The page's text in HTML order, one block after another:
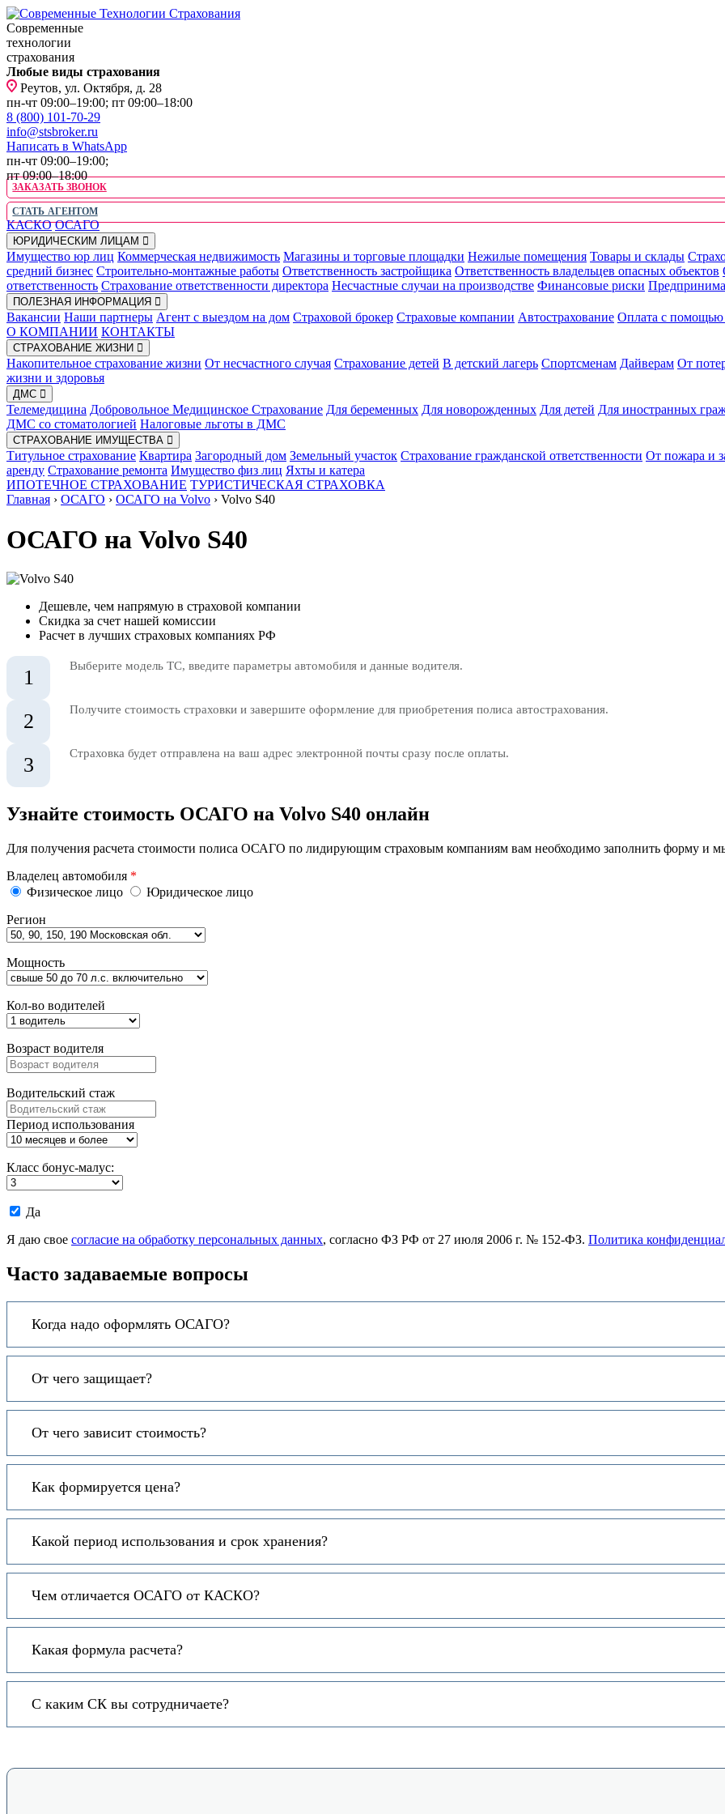
Современные
технологии
страхования
Любые виды страхования
Реутов, ул. Октября, д. 28
пн-чт 09:00–19:00; пт 09:00–18:00
8 (800) 101-70-29
info@stsbroker.ru
Написать в WhatsApp
пн-чт 09:00–19:00;
пт 09:00–18:00
ЗАКАЗАТЬ ЗВОНОК
СТАТЬ АГЕНТОМ
КАСКО ОСАГО
ЮРИДИЧЕСКИМ ЛИЦАМ
Имущество юр лиц Коммерческая недвижимость Магазины и торговые площадки Нежилые помещения Товары и склады
средний бизнес Строительно-монтажные работы Ответственность застройщика Ответственность владельцев опасных объектов
ответственность Страхование ответственности директора Несчастные случаи на производстве Финансовые риски
ПОЛЕЗНАЯ ИНФОРМАЦИЯ
Вакансии Наши партнеры Агент с выездом на дом Страховой брокер Страховые компании Автострахование Оплата с
О КОМПАНИИ КОНТАКТЫ
СТРАХОВАНИЕ ЖИЗНИ
Накопительное страхование жизни От несчастного случая Страхование детей В детский лагерь Спортсменам Дайверам От
жизни и здоровья
ДМС
Телемедицина Добровольное Медицинское Страхование Для беременных Для новорожденных Для детей Для иностранных
ДМС со стоматологией Налоговые льготы в ДМС
СТРАХОВАНИЕ ИМУЩЕСТВА
Титульное страхование Квартира Загородный дом Земельный участок Страхование гражданской ответственности От пожара и
аренду Страхование ремонта Имущество физ лиц Яхты и катера
ИПОТЕЧНОЕ СТРАХОВАНИЕ ТУРИСТИЧЕСКАЯ СТРАХОВКА
Главная › ОСАГО › ОСАГО на Volvo › Volvo S40
ОСАГО на Volvo S40
Дешевле, чем напрямую в страховой компании
Скидка за счет нашей комиссии
Расчет в лучших страховых компаниях РФ
1 Выберите модель ТС, введите параметры автомобиля и данные водителя.
2 Получите стоимость страховки и завершите оформление для приобретения полиса автострахования.
3 Страховка будет отправлена на ваш адрес электронной почты сразу после оплаты.
Узнайте стоимость ОСАГО на Volvo S40 онлайн
Для получения расчета стоимости полиса ОСАГО по лидирующим страховым компаниям вам необходимо заполнить форму и мы
Владелец автомобиля *
Физическое лицо
Юридическое лицо
Регион
Мощность
Кол-во водителей
Возраст водителя
Водительский стаж
Период использования
Класс бонус-малус:
Даю
на
моих
персональных
Да
Я даю свое согласие на обработку персональных данных, согласно ФЗ РФ от 27 июля 2006 г. № 152-ФЗ. Политика
Часто задаваемые вопросы
Когда надо оформлять ОСАГО?
От чего защищает?
От чего зависит стоимость?
Как формируется цена?
Какой период использования и срок хранения?
Чем отличается ОСАГО от КАСКО?
Какая формула расчета?
С каким СК вы сотрудничаете?